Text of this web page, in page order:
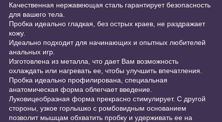
Качественная нержавеющая сталь гарантирует безопасность
для вашего тела.
Пробка идеально гладкая, без острых краев, не раздражает
кожу.
Идеально подходит для начинающих и опытных любителей
анальных игр.
Изготовлена из металла, что дает Вам возможность
охлаждать или нагревать ее, чтобы улучшить впечатления.
Пробка идеально профилирована, специальная
анатомическая форма облегчает введение.
Луковицеобразная форма прекрасно стимулирует. С другой
стороны, узкое горлышко с ромбовидным основанием
позволит мышцам обхватить пробку и удерживать ее на